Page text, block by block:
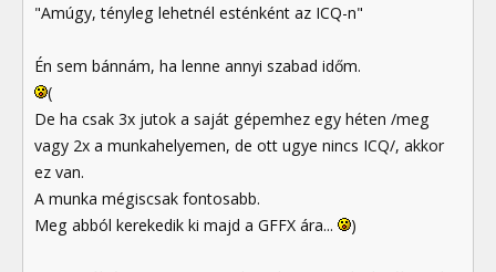
"Amúgy, tényleg lehetnél esténként az ICQ-n"
Én sem bánnám, ha lenne annyi szabad időm.
(
De ha csak 3x jutok a saját gépemhez egy héten /meg
vagy 2x a munkahelyemen, de ott ugye nincs ICQ/, akkor
ez van.
A munka mégiscsak fontosabb.
Meg abból kerekedik ki majd a GFFX ára...
)